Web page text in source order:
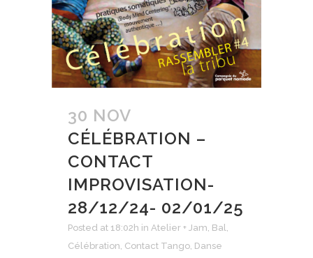
30 NOV
CÉLÉBRATION –
CONTACT
IMPROVISATION-
28/12/24- 02/01/25
Posted at 18:02h in Atelier + Jam, Bal,
Célébration, Contact Tango, Danse